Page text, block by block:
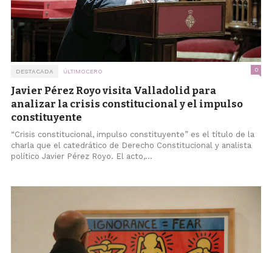
DESTACADA ÚLTIMOCERO 0
Javier Pérez Royo visita Valladolid para
analizar la crisis constitucional y el impulso
constituyente
“Crisis constitucional, impulso constituyente” es el título de la
charla que el catedrático de Derecho Constitucional y analista
político Javier Pérez Royo. El acto,...